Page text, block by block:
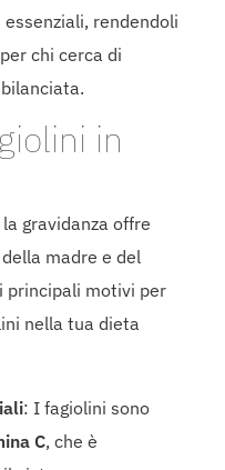
rendendoli
chi cerca di
in
gravidanza offre
madre e del
principali motivi per
nella tua dieta
: I fagiolini sono
C, che è